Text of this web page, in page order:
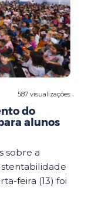
587 visualizações
do
alunos
sobre a
feira (13) foi